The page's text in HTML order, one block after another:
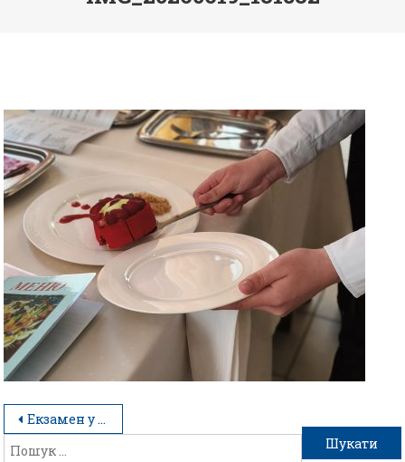
Екзамен у форматі справжнього ресторану